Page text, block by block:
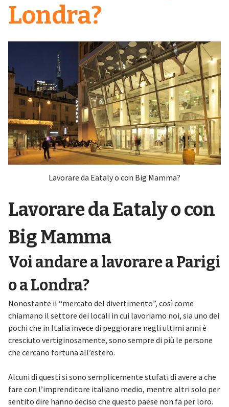
Londra?
Lavorare da Eataly o con Big Mamma?
Lavorare da Eataly o con
Big Mamma
Voi andare a lavorare a Parigi
o a Londra?
Nonostante il “mercato del divertimento”, così come
chiamano il settore dei locali in cui lavoriamo noi, sia uno dei
pochi che in Italia invece di peggiorare negli ultimi anni è
cresciuto vertiginosamente, sono sempre di più le persone
che cercano fortuna all’estero.
Alcuni di questi si sono semplicemente stufati di avere a che
fare con l’imprenditore italiano medio, mentre altri solo per
sentito dire hanno deciso che questo paese non fa per loro.